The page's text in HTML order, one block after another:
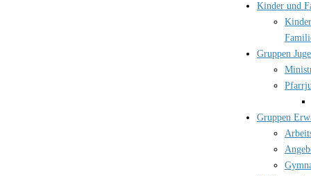
Kinder und
Gruppen
Gruppen